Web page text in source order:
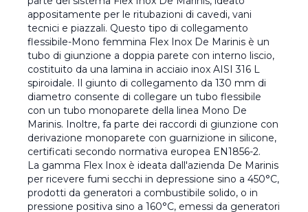
appositamente per le ritubazioni di cavedi, vani
tecnici e piazzali. Questo tipo di collegamento
flessibile-Mono femmina Flex Inox De Marinis è un
tubo di giunzione a doppia parete con interno liscio,
costituito da una lamina in acciaio inox AISI 316 L
spiroidale. Il giunto di collegamento da 130 mm di
diametro consente di collegare un tubo flessibile
con un tubo monoparete della linea Mono De
Marinis. Inoltre, fa parte dei raccordi di giunzione con
derivazione monoparete con guarnizione in silicone,
certificati secondo normativa europea EN1856-2.
La gamma Flex Inox è ideata dall'azienda De Marinis
per ricevere fumi secchi in depressione sino a 450°C,
prodotti da generatori a combustibile solido, o in
pressione positiva sino a 160°C, emessi da generatori